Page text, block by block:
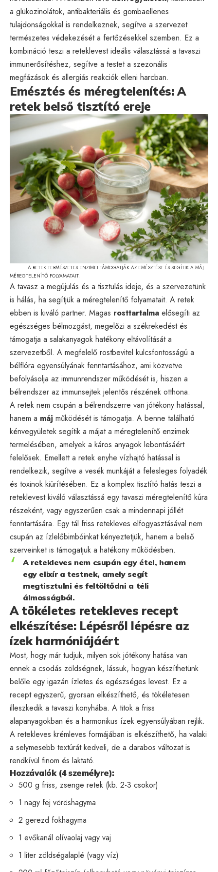
a glükozinolátok, antibakteriális és gombaellenes
tulajdonságokkal is rendelkeznek, segítve a szervezet
természetes védekezését a fertőzésekkel szemben. Ez a
kombináció teszi a reteklevest ideális választássá a tavaszi
immunerősítéshez, segítve a testet a szezonális
megfázások és allergiás reakciók elleni harcban.
Emésztés és méregtelenítés: A
retek belső tisztító ereje
A RETEK TERMÉSZETES ENZIMEI TÁMOGATJÁK AZ EMÉSZTÉST ÉS SEGÍTIK A MÁJ
MÉREGTELENÍTŐ FOLYAMATAIT.
A tavasz a megújulás és a tisztulás ideje, és a szervezetünk
is hálás, ha segítjük a méregtelenítő folyamatait. A retek
ebben is kiváló partner. Magas rosttartalma elősegíti az
egészséges bélmozgást, megelőzi a székrekedést és
támogatja a salakanyagok hatékony eltávolítását a
szervezetből. A megfelelő rostbevitel kulcsfontosságú a
bélflóra egyensúlyának fenntartásához, ami közvetve
befolyásolja az immunrendszer működését is, hiszen a
bélrendszer az immunsejtek jelentős részének otthona.
A retek nem csupán a bélrendszerre van jótékony hatással,
hanem a máj működését is támogatja. A benne található
kénvegyületek segítik a májat a méregtelenítő enzimek
termelésében, amelyek a káros anyagok lebontásáért
felelősek. Emellett a retek enyhe vízhajtó hatással is
rendelkezik, segítve a vesék munkáját a felesleges folyadék
és toxinok kiürítésében. Ez a komplex tisztító hatás teszi a
reteklevest kiváló választássá egy tavaszi méregtelenítő kúra
részeként, vagy egyszerűen csak a mindennapi jóllét
fenntartására. Egy tál friss retekleves elfogyasztásával nem
csupán az ízlelőbimbóinkat kényeztetjük, hanem a belső
szerveinket is támogatjuk a hatékony működésben.
A retekleves nem csupán egy étel, hanem
egy elixír a testnek, amely segít
megtisztulni és feltöltődni a téli
álmosságból.
A tökéletes retekleves recept
elkészítése: Lépésről lépésre az
ízek harmóniájáért
Most, hogy már tudjuk, milyen sok jótékony hatása van
ennek a csodás zöldségnek, lássuk, hogyan készíthetünk
belőle egy igazán ízletes és egészséges levest. Ez a
recept egyszerű, gyorsan elkészíthető, és tökéletesen
illeszkedik a tavaszi konyhába. A titok a friss
alapanyagokban és a harmonikus ízek egyensúlyában rejlik.
A retekleves krémleves formájában is elkészíthető, ha valaki
a selymesebb textúrát kedveli, de a darabos változat is
rendkívül finom és laktató.
Hozzávalók (4 személyre):
500 g friss, zsenge retek (kb. 2-3 csokor)
1 nagy fej vöröshagyma
2 gerezd fokhagyma
1 evőkanál olívaolaj vagy vaj
1 liter zöldségalaplé (vagy víz)